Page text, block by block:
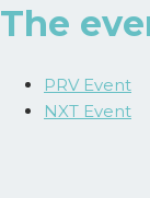
The
PRV Event
NXT Event